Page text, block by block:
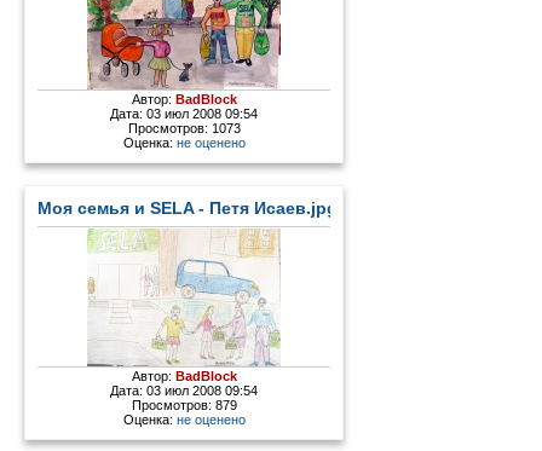
Автор: BadBlock
Дата: 03 июл 2008 09:54
Просмотров: 1073
Оценка: не оценено
Моя семья и SELA - Петя Исаев.jpg
Автор: BadBlock
Дата: 03 июл 2008 09:54
Просмотров: 879
Оценка: не оценено